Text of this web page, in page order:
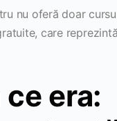
nu oferă doar
care
era: